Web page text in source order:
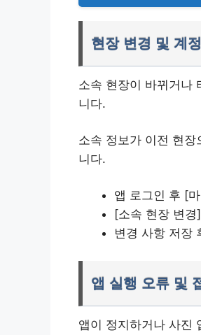
현장 변경 및 계
소속 현장이 바뀌거나
니다.
소속 정보가 이전 현
니다.
앱 로그인 후 [
[소속 현장 변
변경 사항 저장
앱 실행 오류 및
앱이 정지하거나 사진